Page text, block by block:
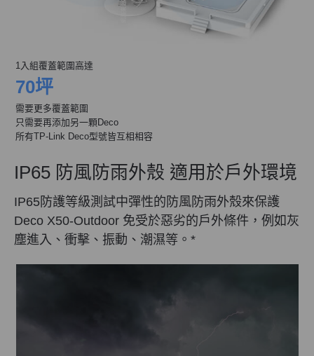
網路來源
1入組覆蓋範圍高達
70坪
需要更多覆蓋範圍
只需要再添加另一顆Deco
所有TP-Link Deco型號皆互相相容
IP65 防風防雨外殼 適用於戶外環境
IP65防護等級測試中彈性的防風防雨外殼來保護
Deco X50-Outdoor 免受於惡劣的戶外條件，例如灰
塵進入、衝擊、振動、潮濕等。 *